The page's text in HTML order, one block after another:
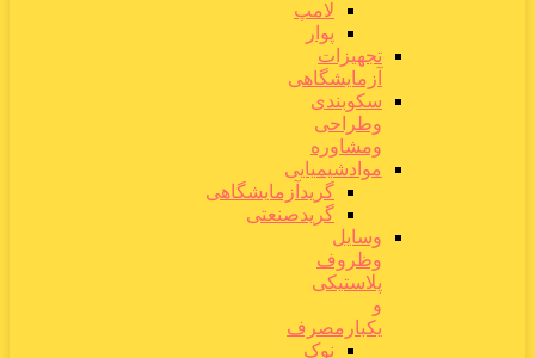
لامپ
پوار
تجهیزات
آزمایشگاهی
سکوبندی
وطراحی
ومشاوره
موادشیمیایی
گریدآزمایشگاهی
گریدصنعتی
وسایل
وظروف
پلاستیکی
و
یکبارمصرف
نوک